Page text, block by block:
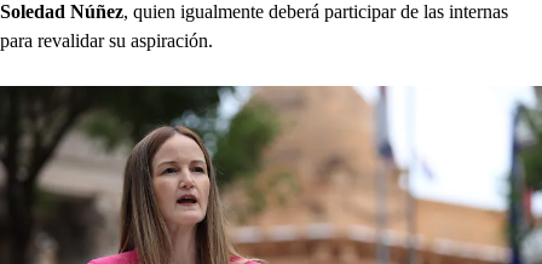
Soledad Núñez, quien igualmente deberá participar de las internas
para revalidar su aspiración.